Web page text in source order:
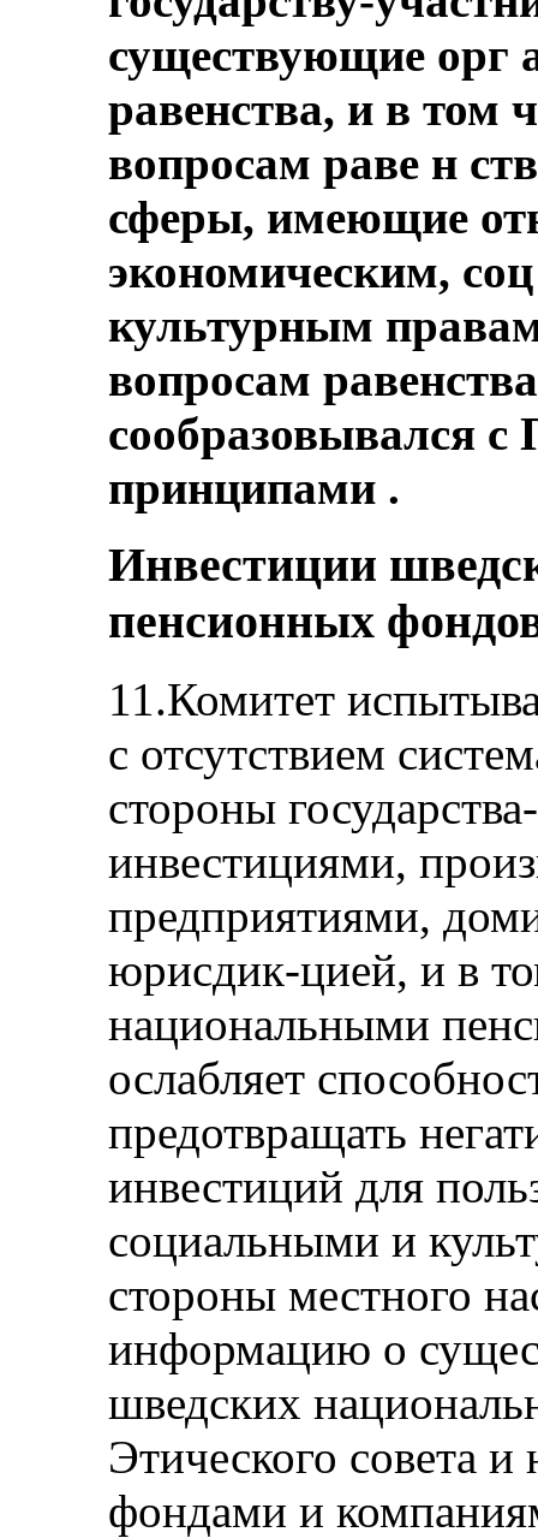
существующие орг
равенства, и в том
вопросам раве н
сферы, имеющие
экономическим,
культурным
вопросам
сообразовывался
принципами .
Инвестиции
пенсионных
11.Комитет
с отсутствием
стороны
инвестициями,
предприятиями,
юрисдик-цией, и в
национальными
ослабляет
предотвращать
инвестиций для
социальными и
стороны местного
информацию о
шведских
Этического совета
фондами и